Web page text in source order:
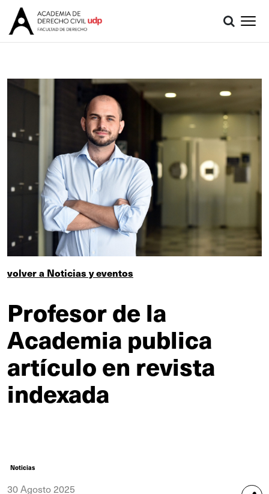
volver a Noticias y eventos
Profesor de la
Academia publica
artículo en revista
indexada
Noticias
30 Agosto 2025